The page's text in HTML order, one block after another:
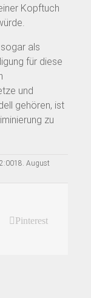
Kopftuch
als
für diese
und
gehören, ist
zu
18. August
Pinterest